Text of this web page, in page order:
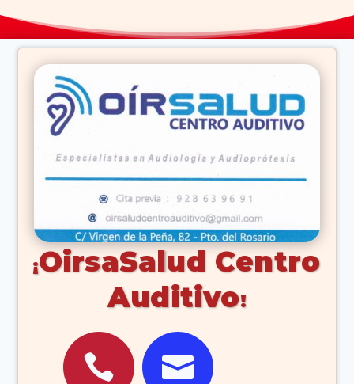
OirsaSalud Centro
Auditivo
 